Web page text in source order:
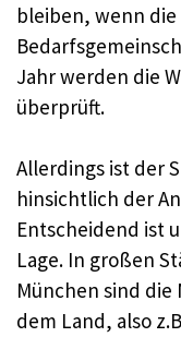
bleiben, wenn
Jahr werden die
überprüft.
Allerdings ist der
hinsichtlich der
Entscheidend ist
Lage. In großen
München sind
dem Land, also